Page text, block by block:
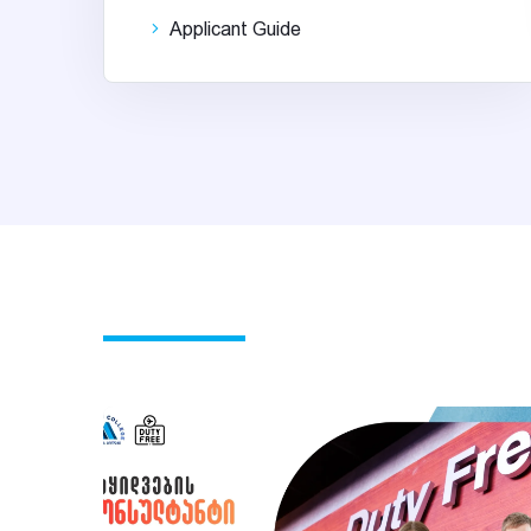
Applicant Guide